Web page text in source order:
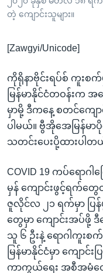
ရန်
ရန်
သို့
ကျော်
ရန်
တဲ့ ကျောင်းသူများ။
[Zawgyi/Unicode]
ကိုရိုနာဗိုင်းရပ်စ် ကူးစက်
မြန်မာနိုင်ငံတဝန်းက အ
မှာမို့ ဒီကနေ့ စတင်ကျော
ပါမယ်။ ဗွီအိုအေမြန်မ
သတင်းပေးပို့ထားပါတ
COVID 19 ကပ်ရောဂ
မှန် ကျောင်းဖွင့်ရက်တွ
ဇူလိုင်လ ၂၁ ရက်မှာ ပြန်
တွေမှာ ကျောင်းအပ်ဖို့
သူ ၆ ဦးနဲ့ ရောဂါကူး
မြန်မာနိုင်ငံမှာ ကျော
ကာကွယ်ရေး အစီအမံ